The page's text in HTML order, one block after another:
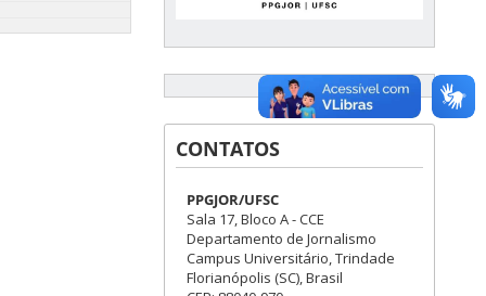
CONTATOS
PPGJOR/UFSC
Sala 17, Bloco A - CCE
Departamento de Jornalismo
Campus Universitário, Trindade
Florianópolis (SC), Brasil